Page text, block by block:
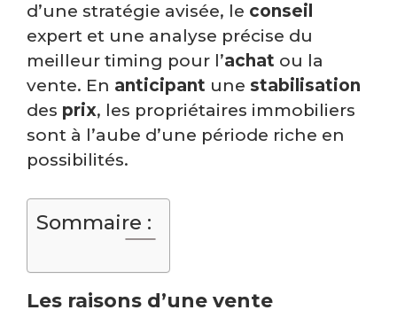
d’une stratégie avisée, le conseil
expert et une analyse précise du
meilleur timing pour l’achat ou la
vente. En anticipant une stabilisation
des prix, les propriétaires immobiliers
sont à l’aube d’une période riche en
possibilités.
Sommaire :
Les raisons d’une vente